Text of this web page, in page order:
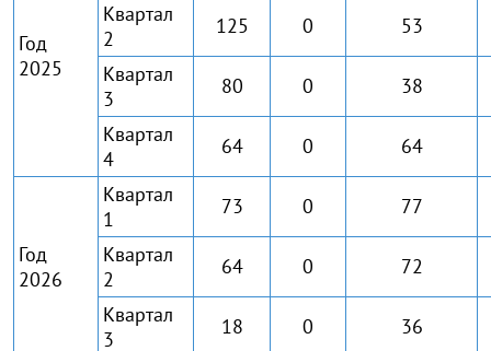
Год
2025
Квартал
2
125 0
53
Квартал
3
80 0
38
Квартал
4
64 0 64
Год
2026
Квартал
1
73 0
77
Квартал
2
64 0
72
Квартал
3
18 0 36